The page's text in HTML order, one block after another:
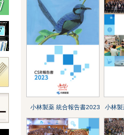
小林製薬 統合報告書2023 小林